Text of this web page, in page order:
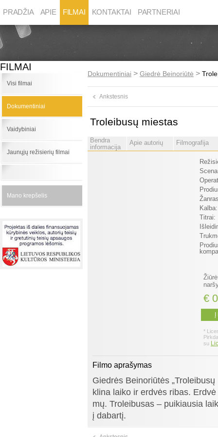
PRADŽIA APIE FILMAI KONTAKTAI PARTNERIAI
FILMAI
Visi filmai
Dokumentiniai
Vaidybiniai
Jaunųjų režisierių filmai
Mano krepšelis
Dokumentiniai > Giedrė Beinoriūtė >
Ankstesnis
Troleibusų miestas
Bendra
informacija
Apie autorių Filmografija
Kalba:
Titrai:
€
*
su
Filmo aprašymas
Giedrės Beinoriūtės
klina laiko ir erdvės ribas.
mų. Troleibusas – puikiausia
į dabartį.